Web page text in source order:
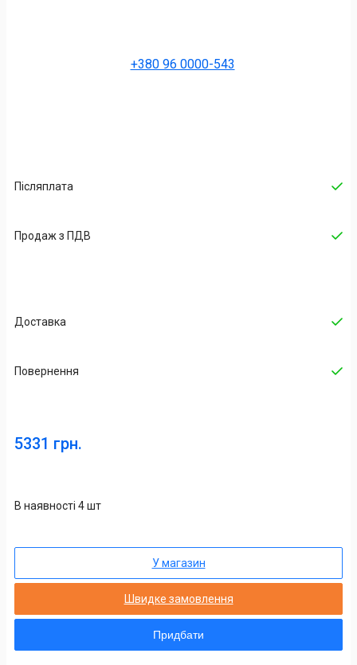
+380 96 0000-543
Післяплата
Продаж з ПДВ
Доставка
Повернення
5331 грн.
В наявності 4 шт
У магазин
Швидке замовлення
Придбати